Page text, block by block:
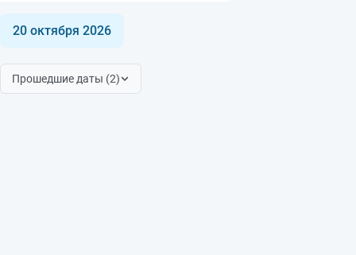
20 октября 2026
Прошедшие даты (2)